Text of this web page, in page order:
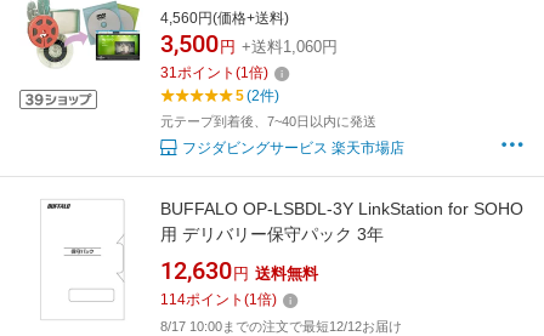
ブ活動 家族旅行 思い出 記念日 等、今では見れ
なくなってる8ミリフィルムをデジタル化
4,560円(価格+送料)
3,500 円 +送料1,060円
31ポイント (1倍)
5(2件)
元テープ到着後、7~40日以内に発送
フジダビングサービス 楽天市場店
BUFFALO OP-LSBDL-3Y LinkStation for SOHO
用 デリバリー保守パック 3年
12,630 円 送料無料
114ポイント (1倍)
8/17 10:00までの注文で最短12/12お届け